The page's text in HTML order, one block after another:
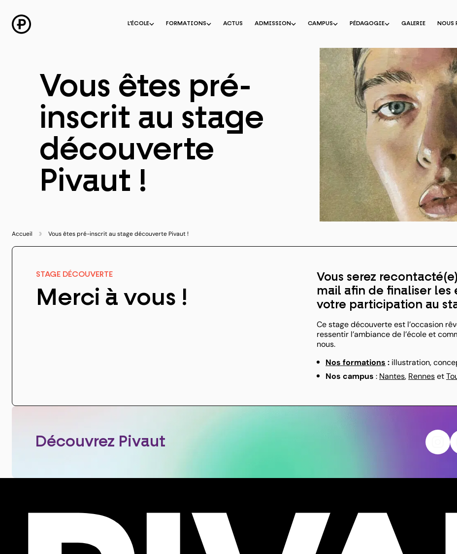
contenu
L’ÉCOLE FORMATIONS ACTUS ADMISSION CAMPUS PÉDAGOGIE GALERIE NOUS
Vous êtes pré-
inscrit au stage
découverte
Pivaut !
Accueil Vous êtes pré-inscrit au stage découverte Pivaut !
STAGE DÉCOUVERTE
Merci à vous !
Vous serez
mail afin de finaliser les
votre participation au
Ce stage découverte est l’occasion
ressentir l’ambiance de l’école et
nous.
Nos formations : illustration,
Nos campus : Nantes, Renneset
Découvrez Pivaut